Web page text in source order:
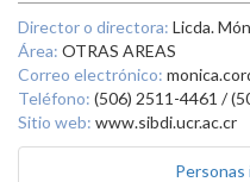
Director o directora: Licda.
Área: OTRAS AREAS
Correo electrónico:
Teléfono: (506) 2511-4461 /
Sitio web: www.sibdi.ucr.ac.cr